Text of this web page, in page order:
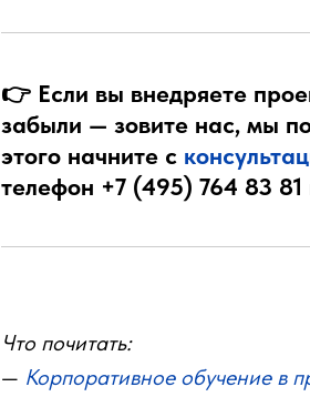
👉 Если вы внедряете
забыли — зовите нас, мы
этого начните с
телефон +7 (495) 764 83 81
Что почитать:
— Корпоративное обучение в